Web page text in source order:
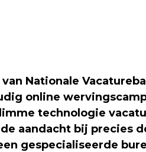
Nationale
online
technologie
aandacht bij precies
gespecialiseerde